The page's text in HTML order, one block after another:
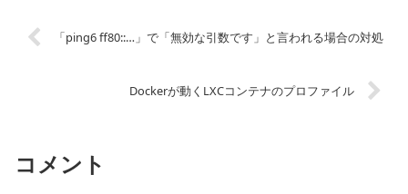
「ping6 ff80::…」で「無効な引数です」と言われる場合の対処
Dockerが動くLXCコンテナのプロファイル
コメント